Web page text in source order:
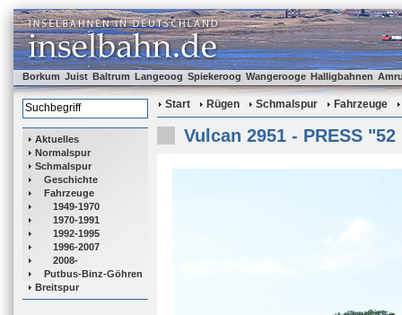
Borkum Juist Baltrum Langeoog Spiekeroog Wangerooge Halligbahnen
Aktuelles
Normalspur
Schmalspur
Geschichte
Fahrzeuge
1949-1970
1970-1991
1992-1995
1996-2007
2008-
Putbus-Binz-Göhren
Breitspur
Start Rügen Schmalspur Fahrzeuge
Vulcan 2951 - PRESS "52